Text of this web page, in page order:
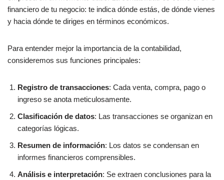
financiero de tu negocio: te indica dónde estás, de dónde vienes
y hacia dónde te diriges en términos económicos.
Para entender mejor la importancia de la contabilidad,
consideremos sus funciones principales:
Registro de transacciones: Cada venta, compra, pago o
ingreso se anota meticulosamente.
Clasificación de datos: Las transacciones se organizan en
categorías lógicas.
Resumen de información: Los datos se condensan en
informes financieros comprensibles.
Análisis e interpretación: Se extraen conclusiones para la